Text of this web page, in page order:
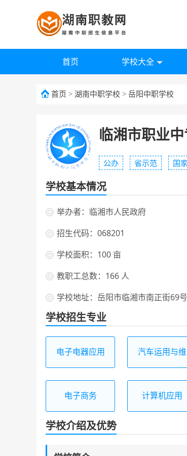
首页 学校大全
首页 > 湖南中职学校 > 岳阳中职学校
临湘市职业
公办 省示范 国
学校基本情况
举办者：临湘市人民政府
招生代码：068201
学校面积：100 亩
教职工总数：166 人
学校地址：岳阳市临湘市南正街69号
学校招生专业
电子电器应用
汽车运用与维
电子商务 计算机应用
学校介绍及优势